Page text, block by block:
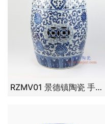
RZMV01 景德镇陶瓷 手绘青花 缠枝莲 镂空铜钱 圆凳 凉墩